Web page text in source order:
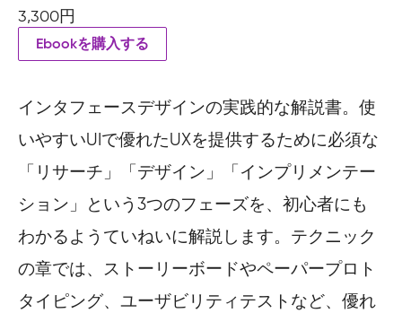
3,300円
Ebookを購入する
インタフェースデザインの実践的な解説書。使
いやすいUIで優れたUXを提供するために必須な
「リサーチ」「デザイン」「インプリメンテー
ション」という3つのフェーズを、初心者にも
わかるようていねいに解説します。テクニック
の章では、ストーリーボードやペーパープロト
タイピング、ユーザビリティテストなど、優れ